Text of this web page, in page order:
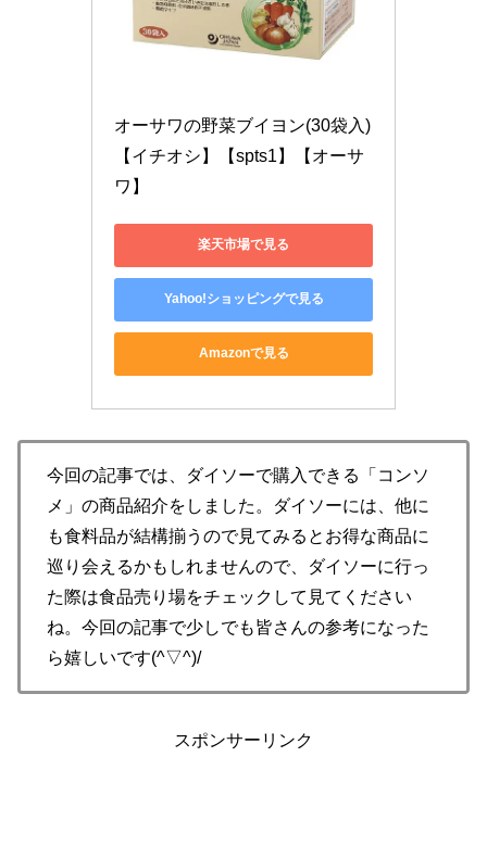
オーサワの野菜ブイヨン(30袋入)
【イチオシ】【spts1】【オーサ
ワ】
楽天市場で見る
Yahoo!ショッピングで見る
Amazonで見る
今回の記事では、ダイソーで購入できる「コンソ
メ」の商品紹介をしました。ダイソーには、他に
も食料品が結構揃うので見てみるとお得な商品に
巡り会えるかもしれませんので、ダイソーに行っ
た際は食品売り場をチェックして見てください
ね。今回の記事で少しでも皆さんの参考になった
ら嬉しいです(^▽^)/
スポンサーリンク